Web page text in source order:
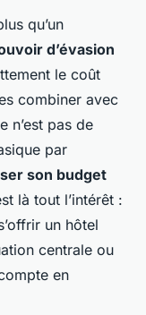
qu’un
d’évasion
le coût
combiner avec
n’est pas de
par
son budget
là tout l’intérêt :
un hôtel
centrale ou
en